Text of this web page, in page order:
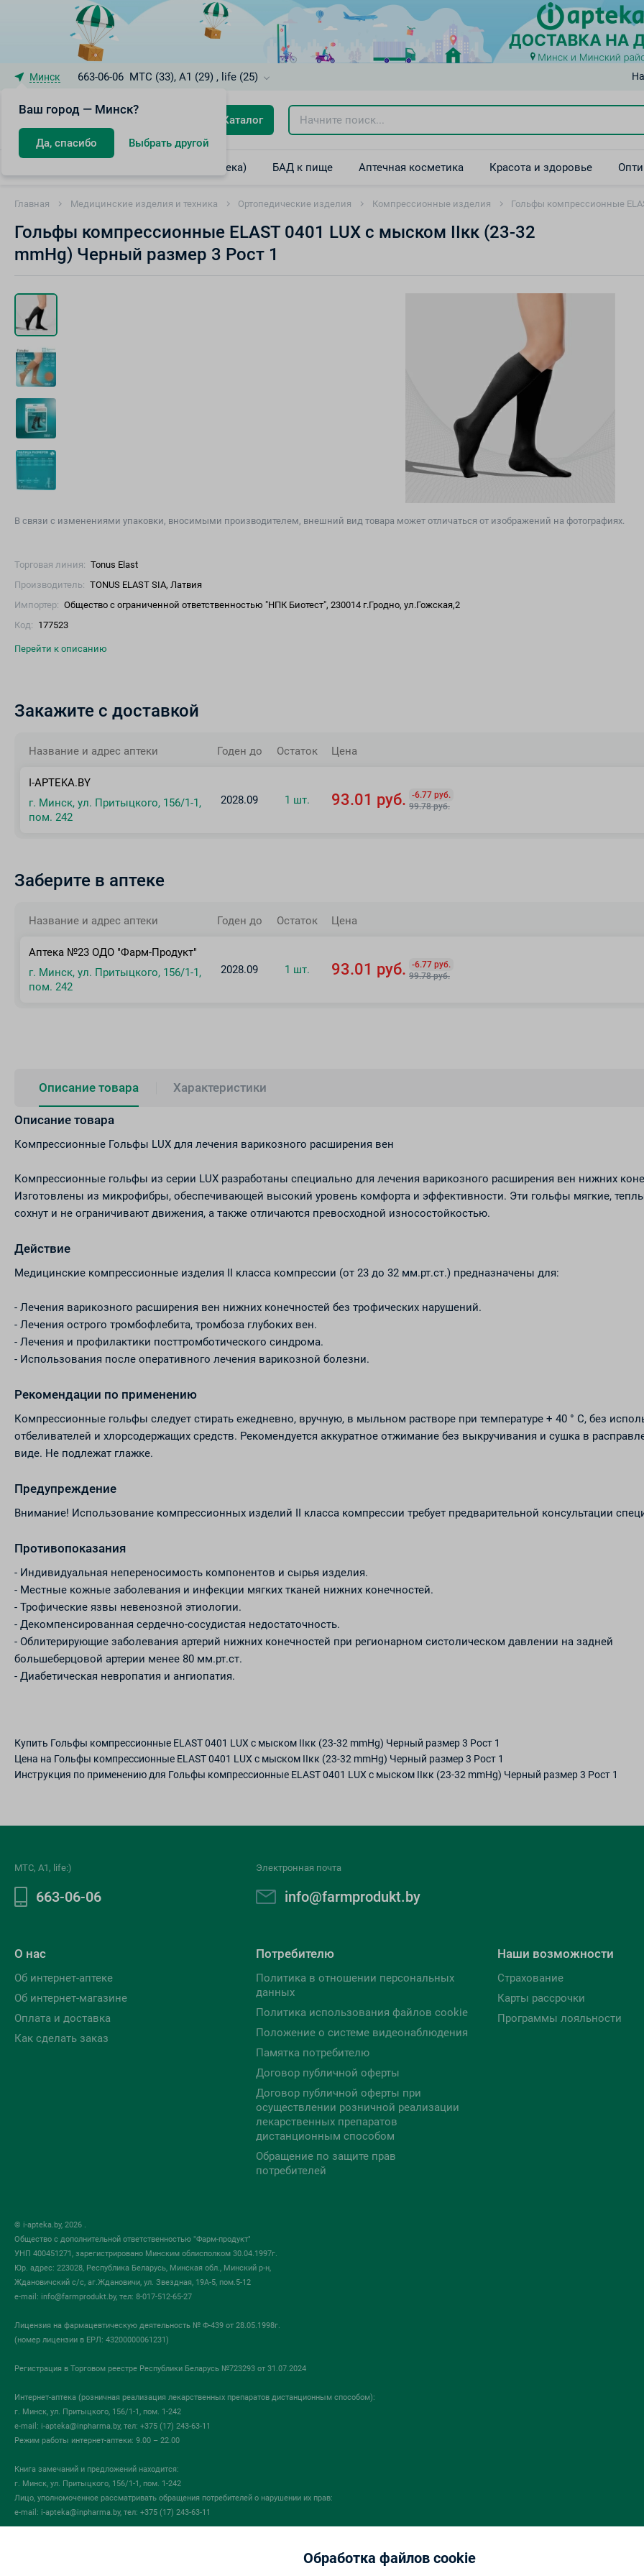
Минск
Ваш город — Минск?
Да, спасибо Выбрать другой
663-06-06 МТС (33), A1 (29) , life (25)
Каталог
Лекарственные препараты (интернет-аптека) БАД к пище Аптечная косметика Красота и здоровье
Главная Медицинские изделия и техника Ортопедические изделия Компрессионные изделия Гольфы компрессионные
Гольфы компрессионные ELAST 0401 LUX с мыском IIкк (23-32
mmHg) Черный размер 3 Рост 1
В связи с изменениями упаковки, вносимыми производителем, внешний вид товара может отличаться от изображений на фотографиях.
Торговая линия: Tonus Elast
Производитель: TONUS ELAST SIA, Латвия
Импортер: Общество с ограниченной ответственностью "НПК Биотест", 230014 г.Гродно, ул.Гожская,2
Код: 177523
Перейти к описанию
Закажите с доставкой
Название и адрес аптеки Годен до Остаток Цена
I-APTEKA.BY
г. Минск, ул. Притыцкого, 156/1-1,
пом. 242
2028.09 1 шт. 93.01 руб.
-6.77 руб.
99.78 руб.
Заберите в аптеке
Название и адрес аптеки Годен до Остаток Цена
Аптека №23 ОДО "Фарм-Продукт"
г. Минск, ул. Притыцкого, 156/1-1,
пом. 242
2028.09 1 шт. 93.01 руб.
-6.77 руб.
99.78 руб.
Описание товара Характеристики
Описание товара
Компрессионные Гольфы LUX для лечения варикозного расширения вен
Компрессионные гольфы из серии LUX разработаны специально для лечения варикозного расширения вен нижних
Изготовлены из микрофибры, обеспечивающей высокий уровень комфорта и эффективности. Эти гольфы мягкие,
сохнут и не ограничивают движения, а также отличаются превосходной износостойкостью.
Действие
Медицинские компрессионные изделия II класса компрессии (от 23 до 32 мм.рт.ст.) предназначены для:
- Лечения варикозного расширения вен нижних конечностей без трофических нарушений.
- Лечения острого тромбофлебита, тромбоза глубоких вен.
- Лечения и профилактики посттромботического синдрома.
- Использования после оперативного лечения варикозной болезни.
Рекомендации по применению
Компрессионные гольфы следует стирать ежедневно, вручную, в мыльном растворе при температуре + 40 ° С, без
отбеливателей и хлорсодержащих средств. Рекомендуется аккуратное отжимание без выкручивания и сушка в
виде. Не подлежат глажке.
Предупреждение
Внимание! Использование компрессионных изделий II класса компрессии требует предварительной консультации
Противопоказания
- Индивидуальная непереносимость компонентов и сырья изделия.
- Местные кожные заболевания и инфекции мягких тканей нижних конечностей.
- Трофические язвы невенозной этиологии.
- Декомпенсированная сердечно-сосудистая недостаточность.
- Облитерирующие заболевания артерий нижних конечностей при регионарном систолическом давлении на задней
большеберцовой артерии менее 80 мм.рт.ст.
- Диабетическая невропатия и ангиопатия.
Купить Гольфы компрессионные ELAST 0401 LUX с мыском IIкк (23-32 mmHg) Черный размер 3 Рост 1
Цена на Гольфы компрессионные ELAST 0401 LUX с мыском IIкк (23-32 mmHg) Черный размер 3 Рост 1
Инструкция по применению для Гольфы компрессионные ELAST 0401 LUX с мыском IIкк (23-32 mmHg) Черный размер 3 Рост 1
МТС, A1, life:)
663-06-06
Электронная почта
info@farmprodukt.by
О нас
Об интернет-аптеке
Об интернет-магазине
Оплата и доставка
Как сделать заказ
Потребителю
Политика в отношении персональных
данных
Политика использования файлов cookie
Положение о системе видеонаблюдения
Памятка потребителю
Договор публичной оферты
Договор публичной оферты при
осуществлении розничной реализации
лекарственных препаратов
дистанционным способом
Обращение по защите прав
потребителей
Наши возможности
Страхование
Карты рассрочки
Программы лояльности
© i-apteka.by, 2026 .
Общество с дополнительной ответственностью "Фарм-продукт"
УНП 400451271, зарегистрировано Минским облисполком 30.04.1997г.
Юр. адрес: 223028, Республика Беларусь, Минская обл., Минский р-н,
Ждановичский с/с, аг.Ждановичи, ул. Звездная, 19А-5, пом.5-12
e-mail: info@farmprodukt.by, тел: 8-017-512-65-27
Лицензия на фармацевтическую деятельность № Ф-439 от 28.05.1998г.
(номер лицензии в ЕРЛ: 43200000061231)
Регистрация в Торговом реестре Республики Беларусь №723293 от 31.07.2024
Интернет-аптека (розничная реализация лекарственных препаратов дистанционным способом):
г. Минск, ул. Притыцкого, 156/1-1, пом. 1-242
e-mail: i-apteka@inpharma.by, тел: +375 (17) 243-63-11
Режим работы интернет-аптеки: 9.00 – 22.00
Книга замечаний и предложений находится:
г. Минск, ул. Притыцкого, 156/1-1, пом. 1-242
Лицо, уполномоченное рассматривать обращения потребителей о нарушении их прав:
e-mail: i-apteka@inpharma.by, тел: +375 (17) 243-63-11
Обработка файлов cookie